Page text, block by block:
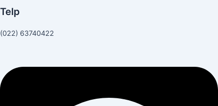
Telp
(022) 63740422